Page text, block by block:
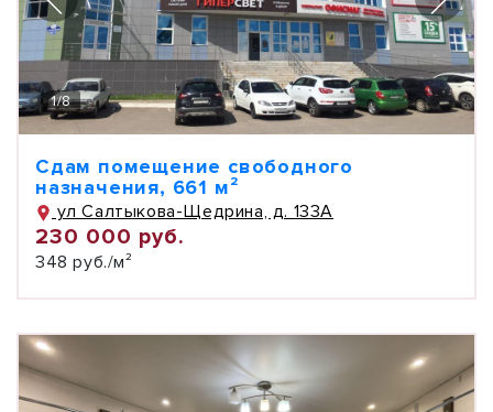
1/8
Сдам помещение свободного
назначения, 661 м²
ул Салтыкова-Щедрина, д. 133А
230 000 руб.
348 руб./м²